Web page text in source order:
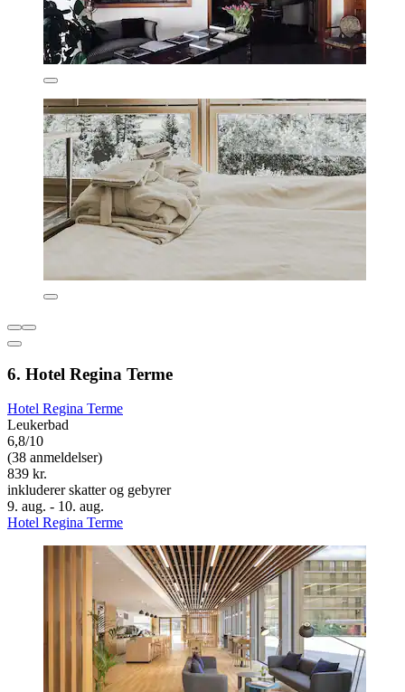
6. Hotel Regina Terme
Hotel Regina Terme
Leukerbad
6,8/10
(38 anmeldelser)
839 kr.
inkluderer skatter og gebyrer
9. aug. - 10. aug.
Hotel Regina Terme